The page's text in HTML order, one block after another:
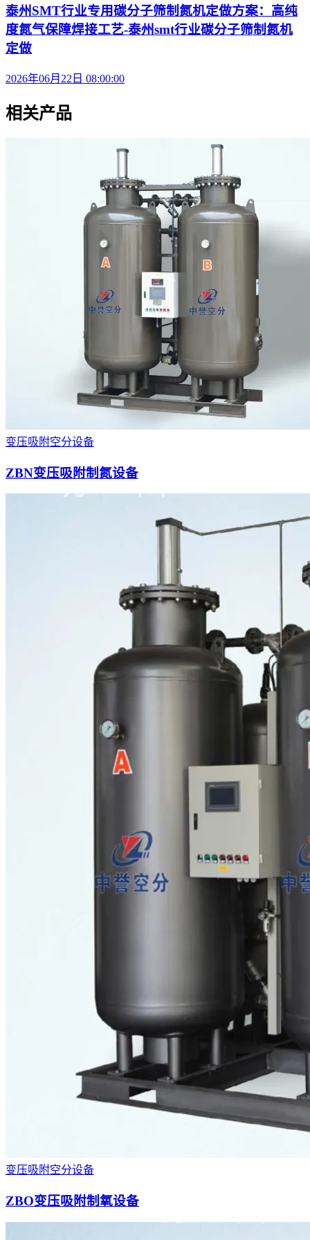
泰州SMT行业专用碳分子筛制氮机定做方案：高纯
度氮气保障焊接工艺-泰州smt行业碳分子筛制氮机
定做
2026年06月22日 08:00:00
相关产品
变压吸附空分设备
ZBN变压吸附制氮设备
变压吸附空分设备
ZBO变压吸附制氧设备